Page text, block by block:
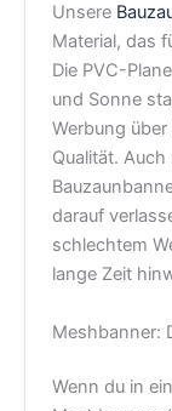
Unsere
Material, das
Die PVC-
und Sonne
Werbung
Qualität.
darauf
schlechtem
lange Zeit
Meshbanner:
Wenn du in